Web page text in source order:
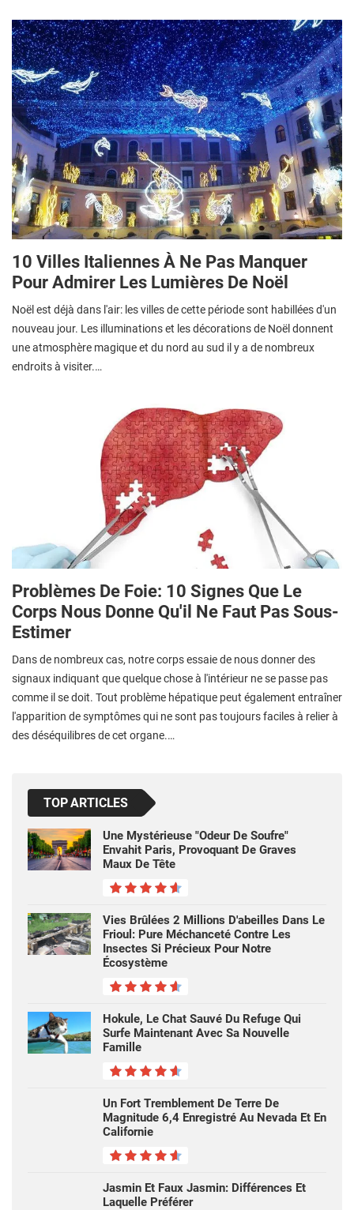
10 Villes Italiennes À Ne Pas Manquer
Pour Admirer Les Lumières De Noël
Noël est déjà dans l'air: les villes de cette période sont habillées d'un
nouveau jour. Les illuminations et les décorations de Noël donnent
une atmosphère magique et du nord au sud il y a de nombreux
endroits à visiter.…
Problèmes De Foie: 10 Signes Que Le
Corps Nous Donne Qu'il Ne Faut Pas Sous-
Estimer
Dans de nombreux cas, notre corps essaie de nous donner des
signaux indiquant que quelque chose à l'intérieur ne se passe pas
comme il se doit. Tout problème hépatique peut également entraîner
l'apparition de symptômes qui ne sont pas toujours faciles à relier à
des déséquilibres de cet organe.…
TOP ARTICLES
Une Mystérieuse "odeur De Soufre"
Envahit Paris, Provoquant De Graves
Maux De Tête
Vies Brûlées 2 Millions D'abeilles Dans Le
Frioul: Pure Méchanceté Contre Les
Insectes Si Précieux Pour Notre
Écosystème
Hokule, Le Chat Sauvé Du Refuge Qui
Surfe Maintenant Avec Sa Nouvelle
Famille
Un Fort Tremblement De Terre De
Magnitude 6,4 Enregistré Au Nevada Et En
Californie
Jasmin Et Faux Jasmin: Différences Et
Laquelle Préférer